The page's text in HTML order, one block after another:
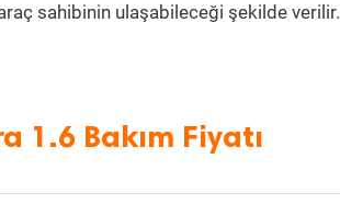
sahibinin ulaşabileceği şekilde verilir.
1.6 Bakım Fiyatı